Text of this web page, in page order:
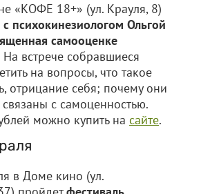
«КОФЕ 18+» (ул. Крауля, 8)
с психокинезиологом Ольгой
самооценке
На встрече собравшиеся
на вопросы, что такое
отрицание себя; почему они
с самоценностью.
можно купить на сайте.
в Доме кино (ул.